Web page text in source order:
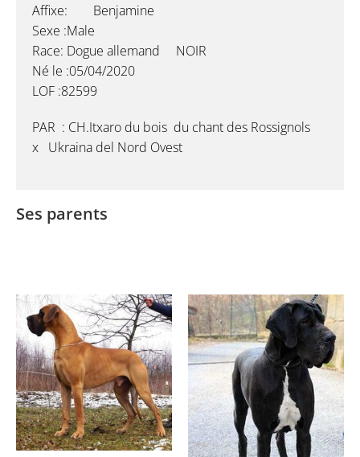
Affixe: Benjamine
Sexe :Male
Race: Dogue allemand NOIR
Né le :05/04/2020
LOF :82599
PAR : CH.Itxaro du bois du chant des Rossignols
x Ukraina del Nord Ovest
Ses parents